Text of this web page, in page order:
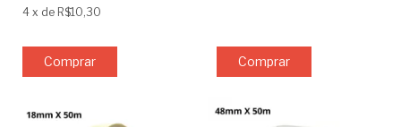
4 x de R$10,30